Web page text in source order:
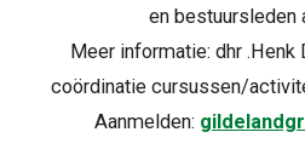
en bestuursleden
Meer informatie: dhr .Henk
coördinatie cursussen/
Aanmelden: